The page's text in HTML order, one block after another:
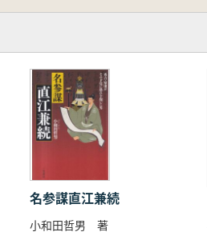
名参謀直江兼続
小和田哲男 著